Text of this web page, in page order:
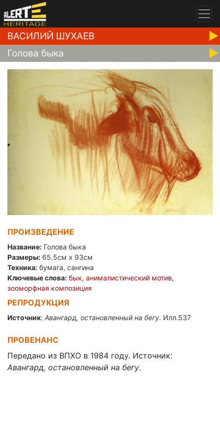
ВАСИЛИЙ ШУХАЕВ
Голова быка
ПРОИЗВЕДЕНИЕ
Название: Голова быка
Размеры: 65.5см x 93см
Техника: бумага, сангина
Ключевые слова: бык, анималистический мотив,
зооморфная композиция
РЕПРОДУКЦИЯ
Источник: Авангард, остановленный на бегу. Илл.537
ПРОВЕНАНС
Передано из ВПХО в 1984 году. Источник:
Авангард, остановленный на бегу.